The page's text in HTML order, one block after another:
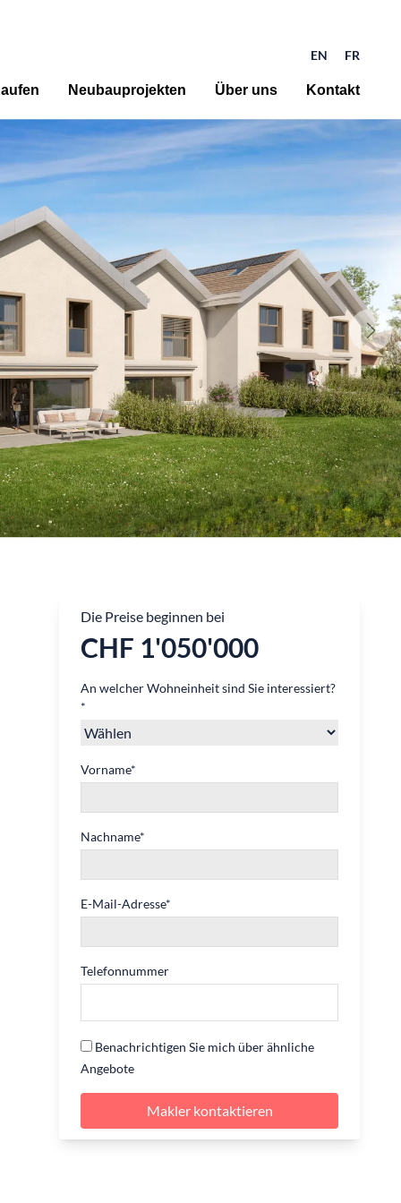
EN FR
Neubauprojekten Über uns Kontakt
Die Preise beginnen bei
CHF 1'050'000
An welcher Wohneinheit sind Sie interessiert?
*
Vorname*
Nachname*
E-Mail-Adresse*
Telefonnummer
Benachrichtigen Sie mich über ähnliche
Angebote
Makler kontaktieren